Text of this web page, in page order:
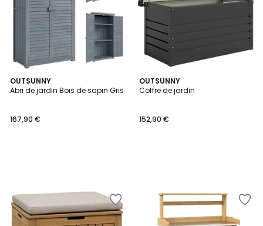
OUTSUNNY
Abri de jardin Bois de sapin Gris
167,90 €
OUTSUNNY
Coffre de jardin
152,90 €